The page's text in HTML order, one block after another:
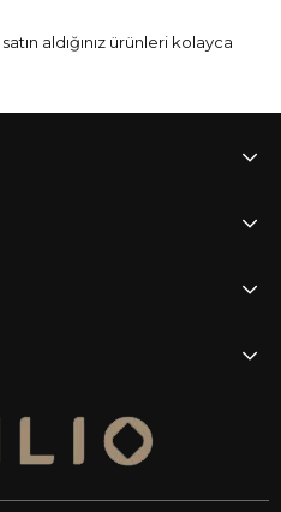
aldığınız ürünleri kolayca